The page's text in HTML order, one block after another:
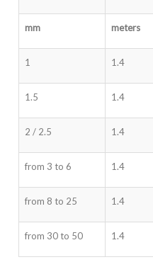
mm meters
1 1.4
1.5 1.4
2 / 2.5 1.4
from 3 to 6 1.4
from 8 to 25 1.4
from 30 to 50 1.4